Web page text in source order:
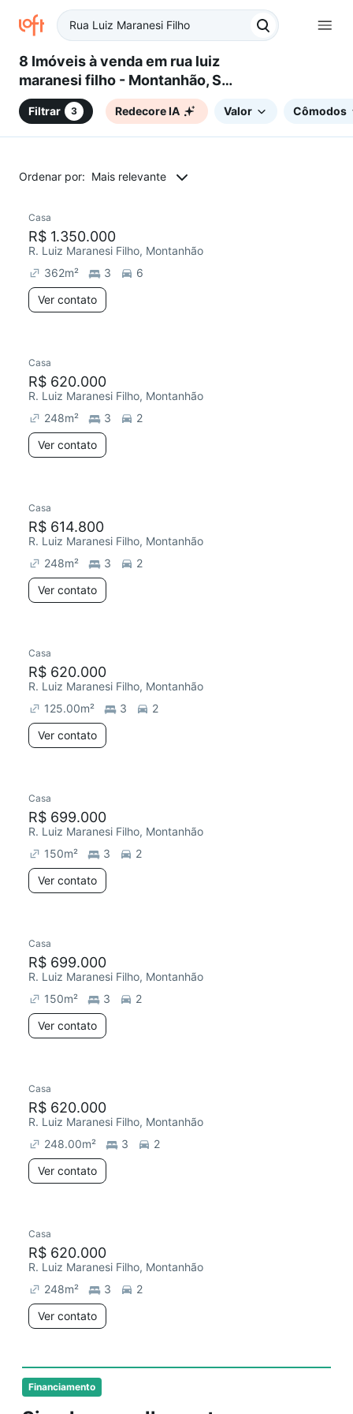
8 Imóveis à venda em rua luiz
maranesi filho - Montanhão, São
Bernardo do Campo, SP
Filtrar 3 Redecore IA Valor Cômodos
Ordenar por: Mais relevante
Financiamento
Casa
R$ 1.350.000
R. Luiz Maranesi Filho, Montanhão
362m² 3
6
Ver contato
Casa
R$ 620.000
R. Luiz Maranesi Filho, Montanhão
248m² 3
2
Ver contato
Casa
R$ 614.800
R. Luiz Maranesi Filho, Montanhão
248m² 3
2
Ver contato
Casa
R$ 620.000
R. Luiz Maranesi Filho, Montanhão
125.00m² 3
2
Ver contato
Casa
R$ 699.000
R. Luiz Maranesi Filho, Montanhão
150m² 3
2
Ver contato
Chegou este mês
Casa
R$ 699.000
R. Luiz Maranesi Filho, Montanhão
150m² 3
2
Ver contato
Casa
R$ 620.000
R. Luiz Maranesi Filho, Montanhão
248.00m² 3
2
Ver contato
Casa
R$ 620.000
R. Luiz Maranesi Filho, Montanhão
248m² 3
2
Ver contato